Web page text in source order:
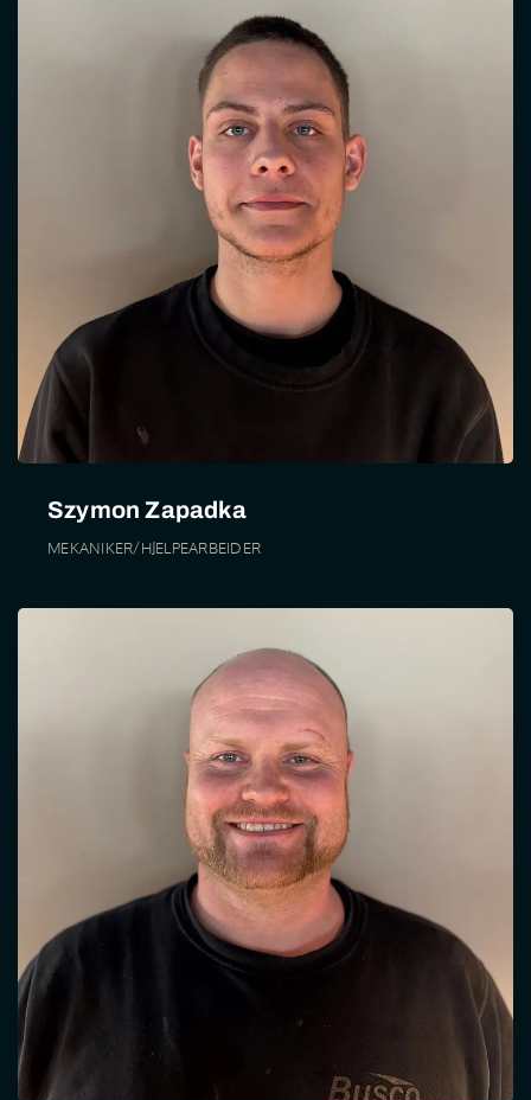
Szymon Zapadka
MEKANIKER/HJELPEARBEIDER